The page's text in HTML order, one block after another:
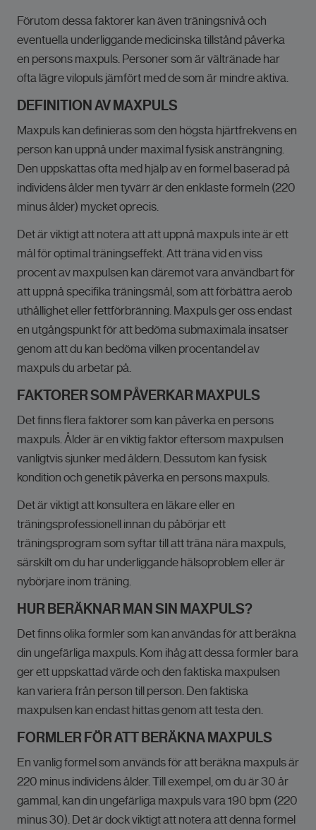
Förutom dessa faktorer kan även träningsnivå och
eventuella underliggande medicinska tillstånd påverka
en persons maxpuls. Personer som är vältränade har
ofta lägre vilopuls jämfört med de som är mindre aktiva.
DEFINITION AV MAXPULS
Maxpuls kan definieras som den högsta hjärtfrekvens en
person kan uppnå under maximal fysisk ansträngning.
Den uppskattas ofta med hjälp av en formel baserad på
individens ålder men tyvärr är den enklaste formeln (220
minus ålder) mycket oprecis.
Det är viktigt att notera att att uppnå maxpuls inte är ett
mål för optimal träningseffekt. Att träna vid en viss
procent av maxpulsen kan däremot vara användbart för
att uppnå specifika träningsmål, som att förbättra aerob
uthållighet eller fettförbränning. Maxpuls ger oss endast
en utgångspunkt för att bedöma submaximala insatser
genom att du kan bedöma vilken procentandel av
maxpuls du arbetar på.
FAKTORER SOM PÅVERKAR MAXPULS
Det finns flera faktorer som kan påverka en persons
maxpuls. Ålder är en viktig faktor eftersom maxpulsen
vanligtvis sjunker med åldern. Dessutom kan fysisk
kondition och genetik påverka en persons maxpuls.
Det är viktigt att konsultera en läkare eller en
träningsprofessionell innan du påbörjar ett
träningsprogram som syftar till att träna nära maxpuls,
särskilt om du har underliggande hälsoproblem eller är
nybörjare inom träning.
HUR BERÄKNAR MAN SIN MAXPULS?
Det finns olika formler som kan användas för att beräkna
din ungefärliga maxpuls. Kom ihåg att dessa formler bara
ger ett uppskattad värde och den faktiska maxpulsen
kan variera från person till person. Den faktiska
maxpulsen kan endast hittas genom att testa den.
FORMLER FÖR ATT BERÄKNA MAXPULS
En vanlig formel som används för att beräkna maxpuls är
220 minus individens ålder. Till exempel, om du är 30 år
gammal, kan din ungefärliga maxpuls vara 190 bpm (220
minus 30). Det är dock viktigt att notera att denna formel